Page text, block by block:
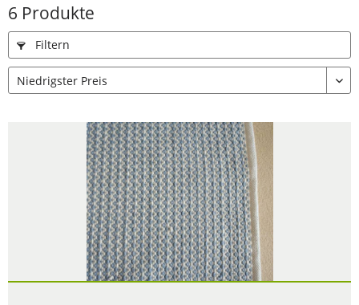
6 Produkte
Filtern